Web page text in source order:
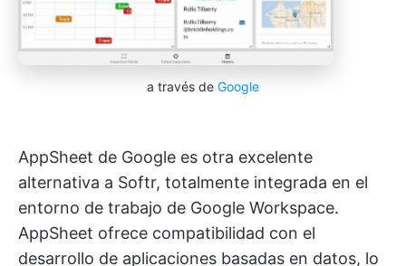
a través de Google
AppSheet de Google es otra excelente
alternativa a Softr, totalmente integrada en el
entorno de trabajo de Google Workspace.
AppSheet ofrece compatibilidad con el
desarrollo de aplicaciones basadas en datos, lo